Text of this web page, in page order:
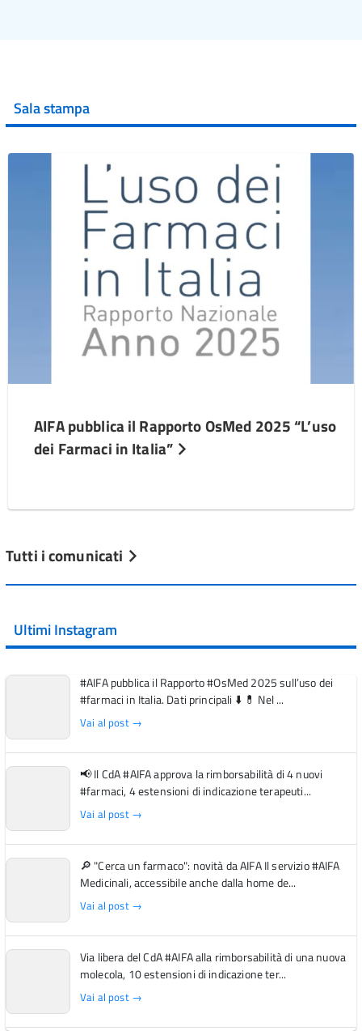
Sala stampa
AIFA pubblica il Rapporto OsMed 2025 “L’uso
dei Farmaci in Italia”
Tutti i comunicati
Ultimi Instagram
#AIFA pubblica il Rapporto #OsMed 2025 sull’uso dei
#farmaci in Italia. Dati principali ⬇️ 💊 Nel ...
Vai al post →
📢 Il CdA #AIFA approva la rimborsabilità di 4 nuovi
#farmaci, 4 estensioni di indicazione terapeuti...
Vai al post →
🔎 "Cerca un farmaco": novità da AIFA Il servizio #AIFA
Medicinali, accessibile anche dalla home de...
Vai al post →
Via libera del CdA #AIFA alla rimborsabilità di una nuova
molecola, 10 estensioni di indicazione ter...
Vai al post →